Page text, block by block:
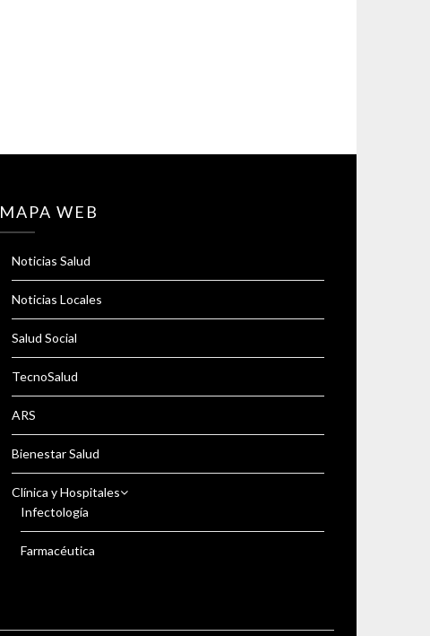
MAPA WEB
Noticias Salud
Noticias Locales
Salud Social
TecnoSalud
ARS
Bienestar Salud
Clínica y Hospitales
Infectología
Farmacéutica